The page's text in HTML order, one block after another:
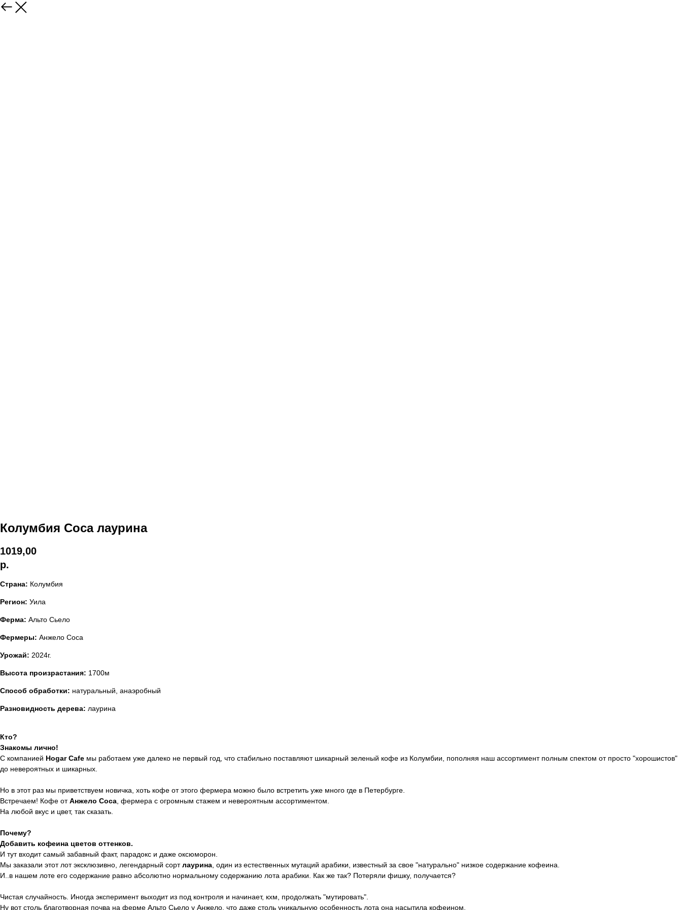
Колумбия Соса лаурина
1019,00
р.
Страна: Колумбия
Регион: Уила
Ферма: Альто Сьело
Фермеры: Анжело Соса
Урожай: 2024г.
Высота произрастания: 1700м
Способ обработки: натуральный, анаэробный
Разновидность дерева: лаурина
Кто?
Знакомы лично!
С компанией Hogar Cafe мы работаем уже далеко не первый год, что стабильно поставляют шикарный зеленый кофе из Колумбии, пополняя наш ассортимент полным спектом от просто "хорошистов"
до невероятных и шикарных.
Но в этот раз мы приветствуем новичка, хоть кофе от этого фермера можно было встретить уже много где в Петербурге.
Встречаем! Кофе отАнжело Соса , фермера с огромным стажем и невероятным ассортиментом.
На любой вкус и цвет, так сказать.
Почему?
Добавить кофеина цветов оттенков.
И тут входит самый забавный факт, парадокс и даже оксюморон.
Мы заказали этот лот эксклюзивно, легендарный сортлаурина , один из естественных мутаций арабики, известный за свое "натурально" низкое содержание кофеина.
И..в нашем лоте его содержание равно абсолютно нормальному содержанию лота арабики. Как же так? Потеряли фишку, получается?
Чистая случайность. Иногда эксперимент выходит из под контроля и начинает, кхм, продолжать "мутировать".
Ну вот столь благотворная почва на ферме Альто Сьело у Анжело, что даже столь уникальную особенность лота она насытила кофеином.